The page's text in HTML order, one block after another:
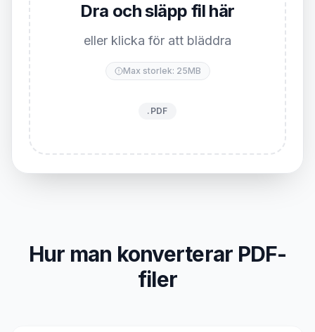
Dra och släpp fil här
eller klicka för att bläddra
Max storlek: 25MB
.PDF
Hur man konverterar PDF-
filer